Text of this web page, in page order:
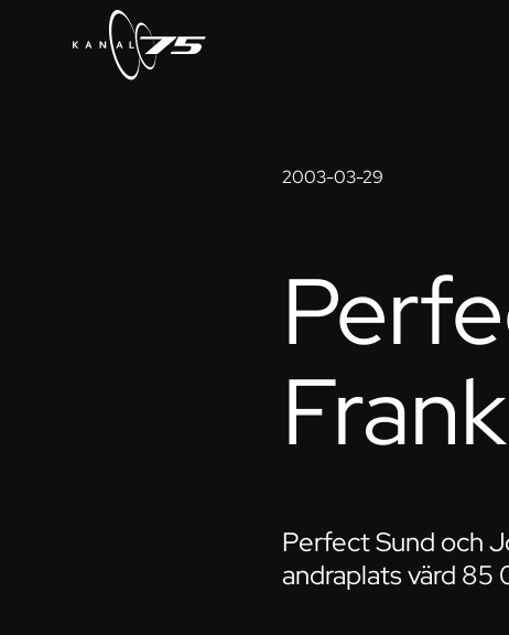
2003-03-29
Perfect Sund och
andraplats värd 85